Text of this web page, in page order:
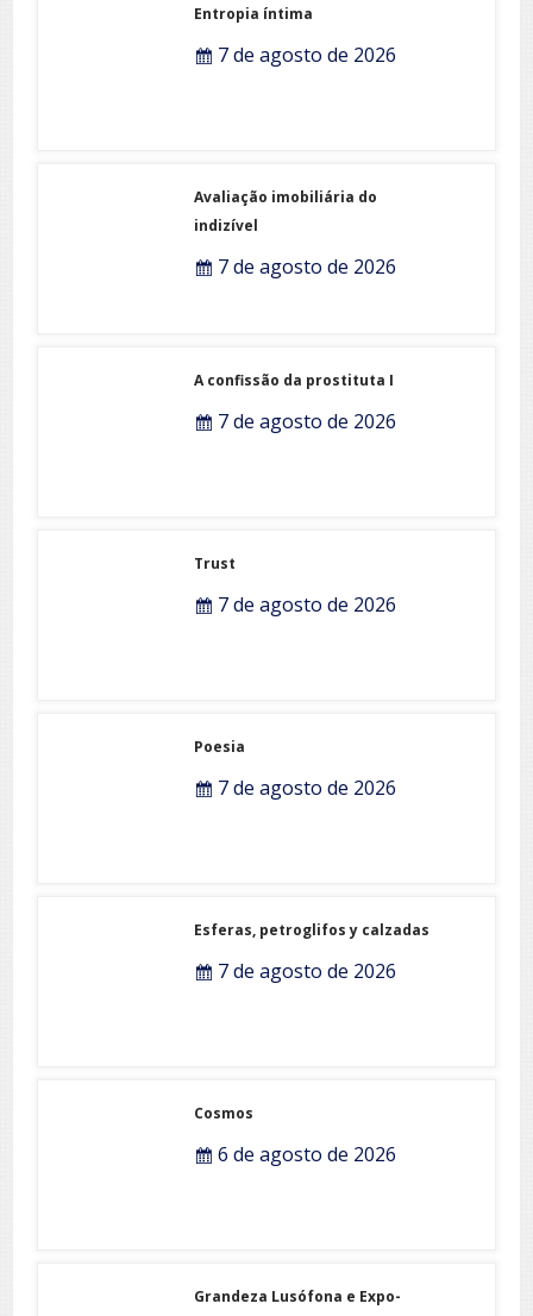
Entropia íntima
7 de agosto de 2026
Avaliação imobiliária do
indizível
7 de agosto de 2026
A confissão da prostituta I
7 de agosto de 2026
Trust
7 de agosto de 2026
Poesia
7 de agosto de 2026
Esferas, petroglifos y calzadas
7 de agosto de 2026
Cosmos
6 de agosto de 2026
Grandeza Lusófona e Expo-